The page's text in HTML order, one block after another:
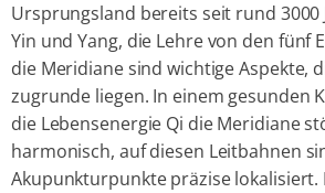
Ursprungsland bereits seit rund 3000
Yin und Yang, die Lehre von den fünf
die Meridiane sind wichtige Aspekte,
zugrunde liegen. In einem gesunden
die Lebensenergie Qi die Meridiane
harmonisch, auf diesen Leitbahnen
Akupunkturpunkte präzise lokalisiert.